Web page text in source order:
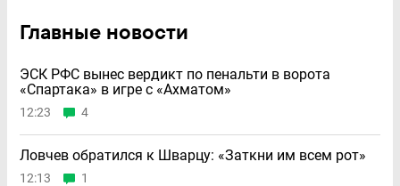
Главные новости
ЭСК РФС вынес вердикт по пенальти в ворота
«Спартака» в игре с «Ахматом»
12:23 4
Ловчев обратился к Шварцу: «Заткни им всем рот»
12:13 1